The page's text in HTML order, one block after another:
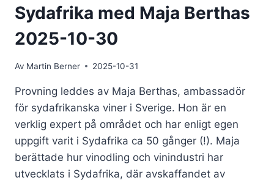
Sydafrika med Maja Berthas
2025-10-30
Av Martin Berner 2025-10-31
Provning leddes av Maja Berthas, ambassadör
för sydafrikanska viner i Sverige. Hon är en
verklig expert på området och har enligt egen
uppgift varit i Sydafrika ca 50 gånger (!). Maja
berättade hur vinodling och vinindustri har
utvecklats i Sydafrika, där avskaffandet av